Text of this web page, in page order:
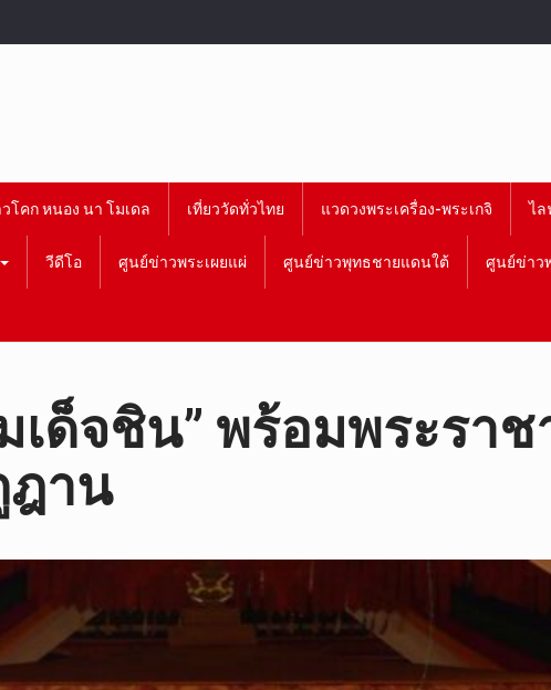
โคก หนอง นา โมเดล เที่ยววัดทั่วไทย แวดวงพระเครื่อง-พระเกจิ ไล
วีดีโอ ศูนย์ข่าวพระเผยแผ่ ศูนย์ข่าวพุทธชายแดนใต้ ศูนย์ข่าว
เด็จชิน” พร้อมพระรา
ฎาน